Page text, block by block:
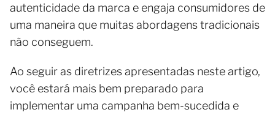
autenticidade da marca e engaja consumidores de
uma maneira que muitas abordagens tradicionais
não conseguem.
Ao seguir as diretrizes apresentadas neste artigo,
você estará mais bem preparado para
implementar uma campanha bem-sucedida e